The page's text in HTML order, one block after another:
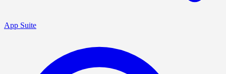
App Suite